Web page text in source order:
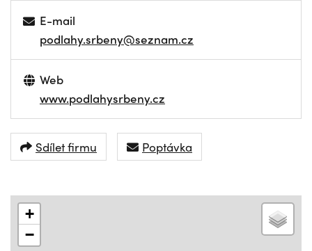
E-mail
podlahy.srbeny@seznam.cz
Web
www.podlahysrbeny.cz
Sdílet firmu Poptávka
+
−